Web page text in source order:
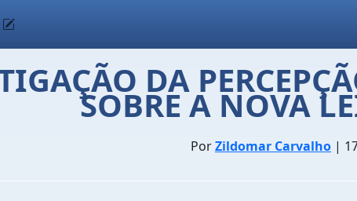
DA
SOBRE A NOVA
PorZildomar Carvalho |